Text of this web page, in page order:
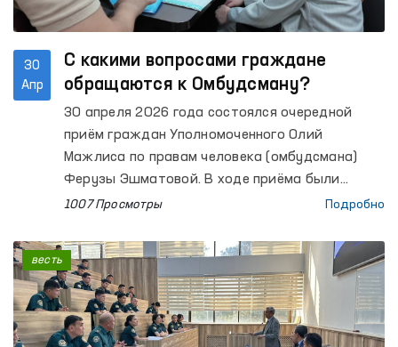
30
Апр
С какими вопросами граждане
обращаются к Омбудсману?
30 апреля 2026 года состоялся очередной
приём граждан Уполномоченного Олий
Мажлиса по правам человека (омбудсмана)
Ферузы Эшматовой. В ходе приёма были
выслушаны обращения более 40 граждан.
1007 Просмотры Подробно
весть